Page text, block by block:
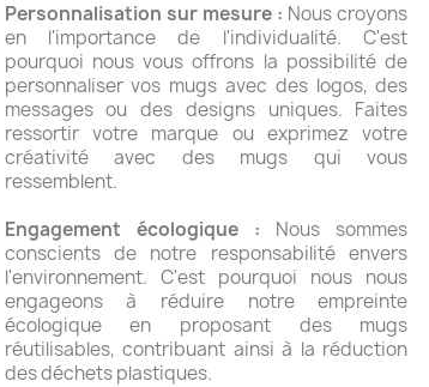
Personnalisation sur mesure : Nous croyons
en l'importance de l'individualité. C'est
pourquoi nous vous offrons la possibilité de
personnaliser vos mugs avec des logos, des
messages ou des designs uniques. Faites
ressortir votre marque ou exprimez votre
créativité avec des mugs qui vous
ressemblent.
Engagement écologique : Nous sommes
conscients de notre responsabilité envers
l'environnement. C'est pourquoi nous nous
engageons à réduire notre empreinte
écologique en proposant des mugs
réutilisables, contribuant ainsi à la réduction
des déchets plastiques.